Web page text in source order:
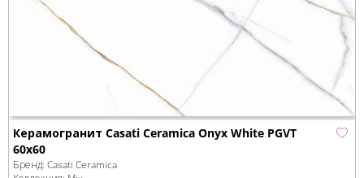
Керамогранит Casati Ceramica Onyx White PGVT
60x60
Бренд: Casati Ceramica